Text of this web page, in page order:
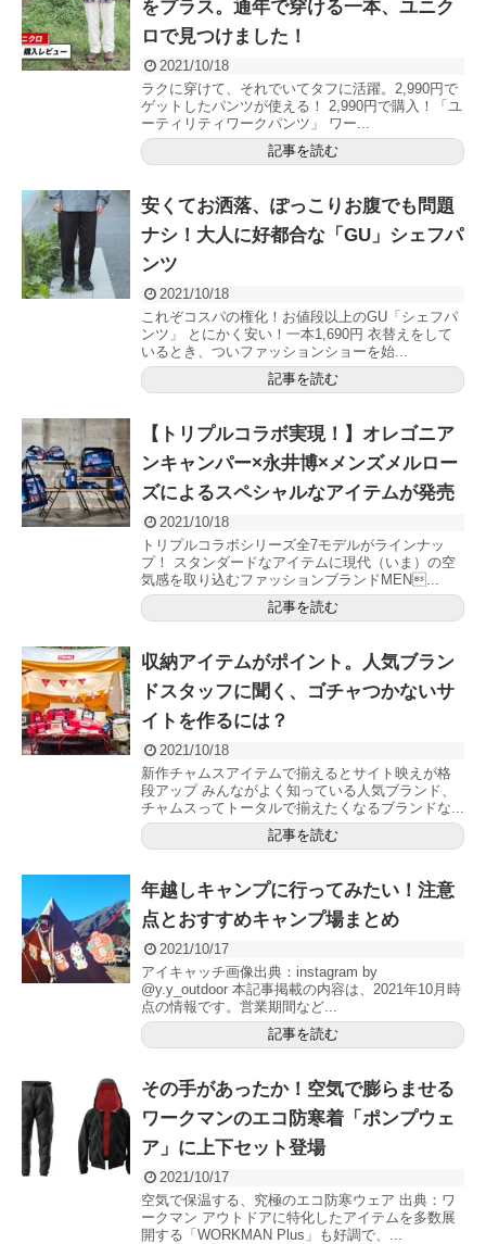
をプラス。通年で穿ける一本、ユニク
ロで見つけました！
2021/10/18
ラクに穿けて、それでいてタフに活躍。2,990円で
ゲットしたパンツが使える！ 2,990円で購入！「ユ
ーティリティワークパンツ」 ワー...
記事を読む
安くてお洒落、ぽっこりお腹でも問題
ナシ！大人に好都合な「GU」シェフパ
ンツ
2021/10/18
これぞコスパの権化！お値段以上のGU「シェフパ
ンツ」 とにかく安い！一本1,690円 衣替えをして
いるとき、ついファッションショーを始...
記事を読む
【トリプルコラボ実現！】オレゴニア
ンキャンパー×永井博×メンズメルロー
ズによるスペシャルなアイテムが発売
2021/10/18
トリプルコラボシリーズ全7モデルがラインナッ
プ！ スタンダードなアイテムに現代（いま）の空
気感を取り込むファッションブランドMEN...
記事を読む
収納アイテムがポイント。人気ブラン
ドスタッフに聞く、ゴチャつかないサ
イトを作るには？
2021/10/18
新作チャムスアイテムで揃えるとサイト映えが格
段アップ みんながよく知っている人気ブランド、
チャムスってトータルで揃えたくなるブランドな...
記事を読む
年越しキャンプに行ってみたい！注意
点とおすすめキャンプ場まとめ
2021/10/17
アイキャッチ画像出典：instagram by
@y.y_outdoor 本記事掲載の内容は、2021年10月時
点の情報です。営業期間など...
記事を読む
その手があったか！空気で膨らませる
ワークマンのエコ防寒着「ポンプウェ
ア」に上下セット登場
2021/10/17
空気で保温する、究極のエコ防寒ウェア 出典：ワ
ークマン アウトドアに特化したアイテムを多数展
開する「WORKMAN Plus」も好調で、...